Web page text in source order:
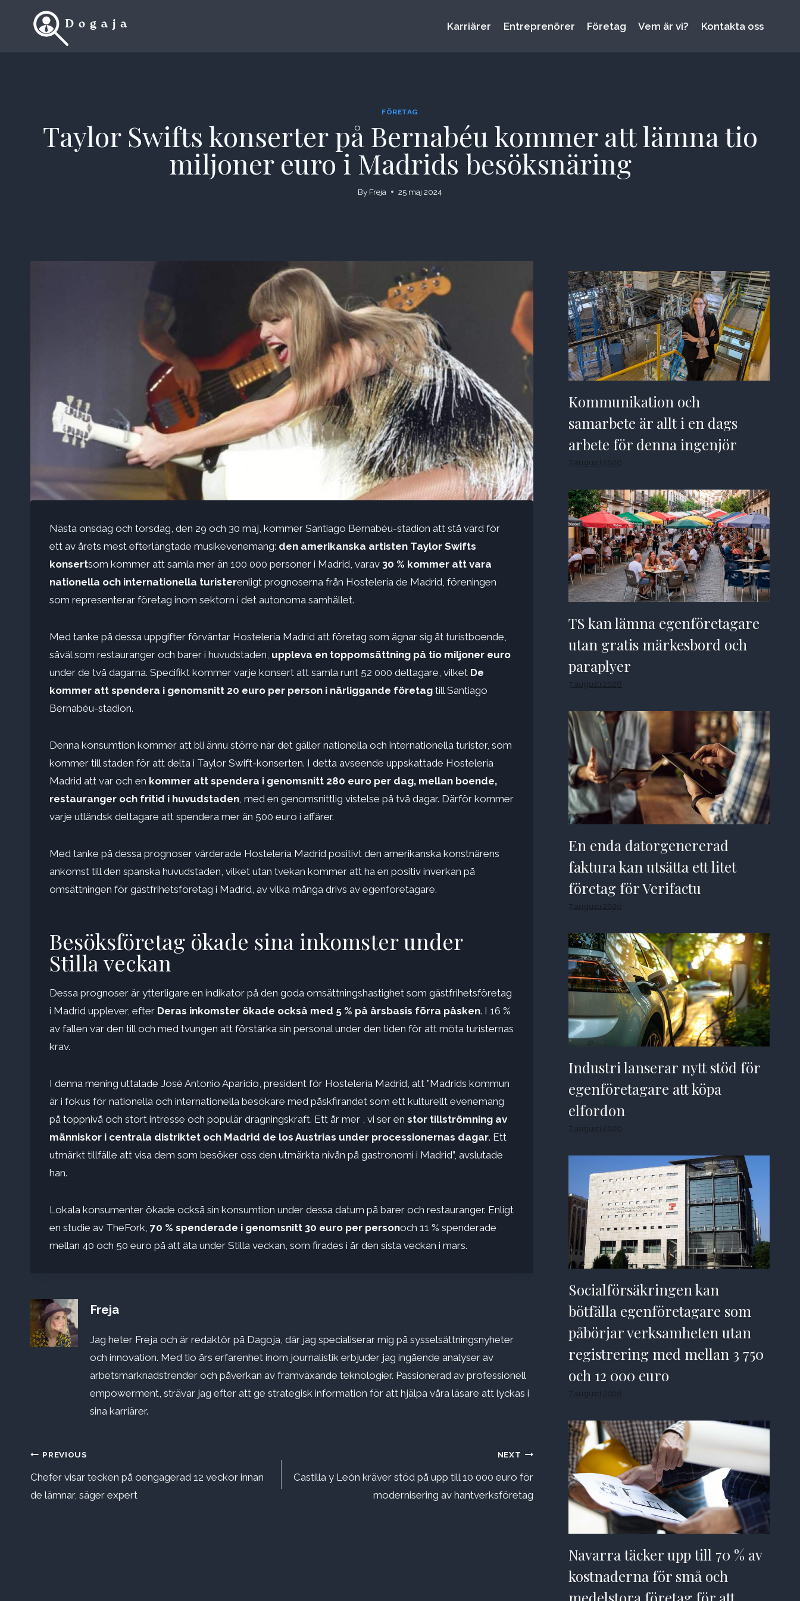
Karriärer Entreprenörer Företag Vem är vi? Kontakta oss
FÖRETAG
Taylor Swifts konserter på Bernabéu kommer att lämna tio
miljoner euro i Madrids besöksnäring
By Freja 25 maj 2024
Nästa onsdag och torsdag, den 29 och 30 maj, kommer Santiago Bernabéu-stadion att stå värd för
ett av årets mest efterlängtade musikevenemang: den amerikanska artisten Taylor Swifts
konsertsom kommer att samla mer än 100 000 personer i Madrid, varav 30 % kommer att vara
nationella och internationella turisterenligt prognoserna från Hostelería de Madrid, föreningen
som representerar företag inom sektorn i det autonoma samhället.
Med tanke på dessa uppgifter förväntar Hostelería Madrid att företag som ägnar sig åt turistboende,
såväl som restauranger och barer i huvudstaden, uppleva en toppomsättning på tio miljoner euro
under de två dagarna. Specifikt kommer varje konsert att samla runt 52 000 deltagare, vilket De
kommer att spendera i genomsnitt 20 euro per person i närliggande företag till Santiago
Bernabéu-stadion.
Denna konsumtion kommer att bli ännu större när det gäller nationella och internationella turister, som
kommer till staden för att delta i Taylor Swift-konserten. I detta avseende uppskattade Hostelería
Madrid att var och en kommer att spendera i genomsnitt 280 euro per dag, mellan boende,
restauranger och fritid i huvudstaden, med en genomsnittlig vistelse på två dagar. Därför kommer
varje utländsk deltagare att spendera mer än 500 euro i affärer.
Med tanke på dessa prognoser värderade Hostelería Madrid positivt den amerikanska konstnärens
ankomst till den spanska huvudstaden, vilket utan tvekan kommer att ha en positiv inverkan på
omsättningen för gästfrihetsföretag i Madrid, av vilka många drivs av egenföretagare.
Besöksföretag ökade sina inkomster under
Stilla veckan
Dessa prognoser är ytterligare en indikator på den goda omsättningshastighet som gästfrihetsföretag
i Madrid upplever, efter Deras inkomster ökade också med 5 % på årsbasis förra påsken. I 16 %
av fallen var den till och med tvungen att förstärka sin personal under den tiden för att möta turisternas
krav.
I denna mening uttalade José Antonio Aparicio, president för Hostelería Madrid, att ”Madrids kommun
är i fokus för nationella och internationella besökare med påskfirandet som ett kulturellt evenemang
på toppnivå och stort intresse och populär dragningskraft. Ett år mer , vi ser en stor tillströmning av
människor i centrala distriktet och Madrid de los Austrias under processionernas dagar. Ett
utmärkt tillfälle att visa dem som besöker oss den utmärkta nivån på gastronomi i Madrid”, avslutade
han.
Lokala konsumenter ökade också sin konsumtion under dessa datum på barer och restauranger. Enligt
en studie av TheFork, 70 % spenderade i genomsnitt 30 euro per personoch 11 % spenderade
mellan 40 och 50 euro på att äta under Stilla veckan, som firades i år den sista veckan i mars.
Freja
Jag heter Freja och är redaktör på Dagoja, där jag specialiserar mig på sysselsättningsnyheter
och innovation. Med tio års erfarenhet inom journalistik erbjuder jag ingående analyser av
arbetsmarknadstrender och påverkan av framväxande teknologier. Passionerad av professionell
empowerment, strävar jag efter att ge strategisk information för att hjälpa våra läsare att lyckas i
sina karriärer.
Inläggsnavigering
PREVIOUS
Chefer visar tecken på oengagerad 12 veckor innan
de lämnar, säger expert
NEXT
Castilla y León kräver stöd på upp till 10 000 euro för
modernisering av hantverksföretag
Kommunikation och
samarbete är allt i en dags
arbete för denna ingenjör
7 augusti 2026
TS kan lämna egenföretagare
utan gratis märkesbord och
paraplyer
7 augusti 2026
En enda datorgenererad
faktura kan utsätta ett litet
företag för Verifactu
7 augusti 2026
Industri lanserar nytt stöd för
egenföretagare att köpa
elfordon
7 augusti 2026
Socialförsäkringen kan
bötfälla egenföretagare som
påbörjar verksamheten utan
registrering med mellan 3 750
och 12 000 euro
7 augusti 2026
Navarra täcker upp till 70 % av
kostnaderna för små och